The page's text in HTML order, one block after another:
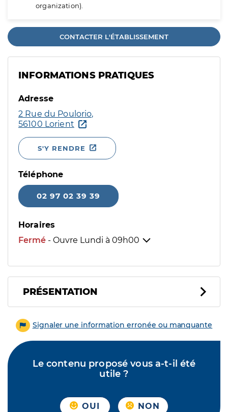
organization).
CONTACTER L'ÉTABLISSEMENT
INFORMATIONS PRATIQUES
Adresse
2 Rue du Poulorio,
56100 Lorient
S'Y RENDRE
Téléphone
02 97 02 39 39
Horaires
Fermé - Ouvre Lundi à 09h00
PRÉSENTATION
Signaler une information erronée ou manquante
Le contenu proposé vous a-t-il été
utile ?
OUI NON